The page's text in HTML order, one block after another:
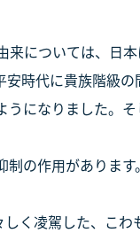
については、日
時代に貴族階級
になりました。
の作用がありま
く凌駕した、こ